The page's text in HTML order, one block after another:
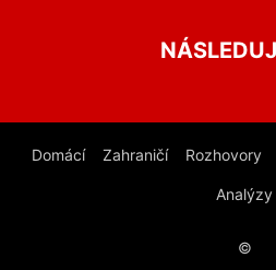
Domácí Zahraničí Rozhovory
Analýzy
©